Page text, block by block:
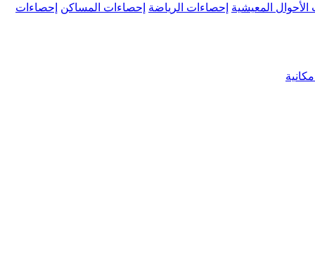
الأحوال المعيشية إحصاءات الرياضة إحصاءات المساكن إحصاءات